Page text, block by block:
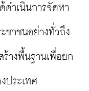
ดำเนินการจัดหา
ชาชนอย่างทั่วถึง
ร้างพื้นฐานเพื่อยก
ประเทศ